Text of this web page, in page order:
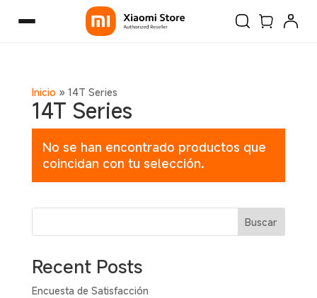
Inicio » 14T Series
14T Series
No se han encontrado productos que
coincidan con tu selección.
Buscar
Recent Posts
Encuesta de Satisfacción